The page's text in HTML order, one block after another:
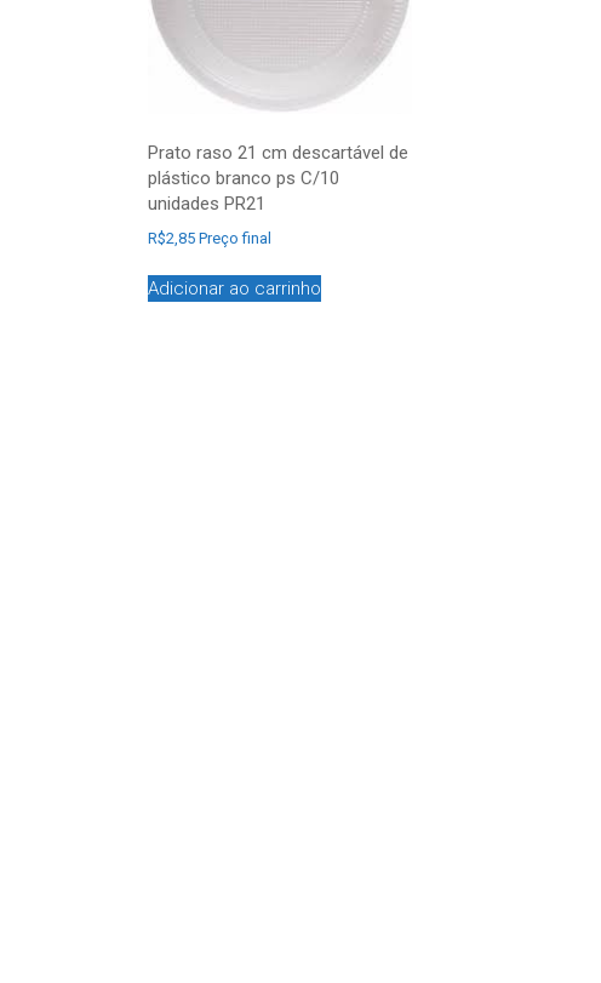
Prato raso 21 cm descartável de
plástico branco ps C/10
unidades PR21
R$2,85 Preço final
Adicionar ao carrinho